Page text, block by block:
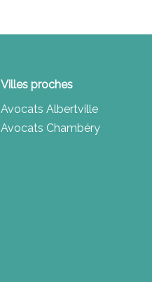
Villes proches
Avocats Albertville
Avocats Chambéry